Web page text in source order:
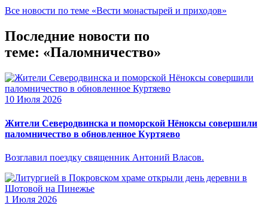
Все новости по теме «Вести монастырей и приходов»
Последние новости по
теме: «Паломничество»
10 Июля 2026
Жители Северодвинска и поморской Нёноксы совершили
паломничество в обновленное Куртяево
Возглавил поездку священник Антоний Власов.
1 Июля 2026